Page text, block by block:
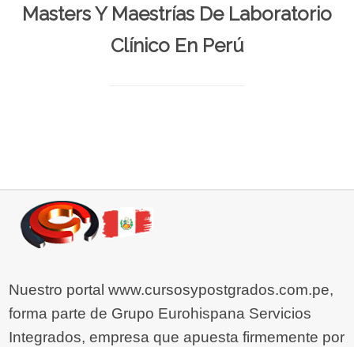
Masters Y Maestrías De Laboratorio
Clínico En Perú
Nuestro portal www.cursosypostgrados.com.pe,
forma parte de Grupo Eurohispana Servicios
Integrados, empresa que apuesta firmemente por